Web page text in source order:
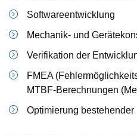
Softwareentwicklung
Mechanik- und
Verifikation der
FMEA
MTBF-Berechnungen
Optimierung bestehender